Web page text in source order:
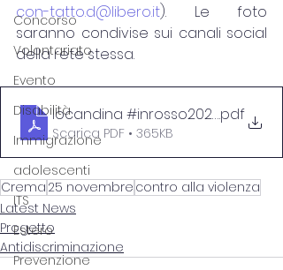
Concorso
Volontariato
Evento
Disabilità
Immigrazione
adolescenti
ITS
Estero
Prevenzione
con-tatto.d@libero.it). Le foto
saranno condivise sui canali social
della rete stessa.
locandina #inrosso2022.pdf
Scarica PDF • 365KB
Crema 25 novembre contro alla violenza
Latest News
Progetto
Antidiscriminazione